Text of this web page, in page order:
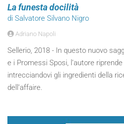
La funesta docilità
di Salvatore Silvano Nigro
Adriano Napoli
Sellerio, 2018 - In questo nuovo
e i Promessi Sposi, l’autore
intrecciandovi gli ingredienti della
dell’affaire.